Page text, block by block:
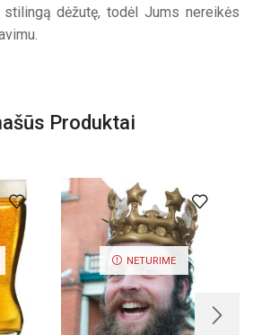
dėžutę, todėl Jums nereikės
Produktai
NETURIME